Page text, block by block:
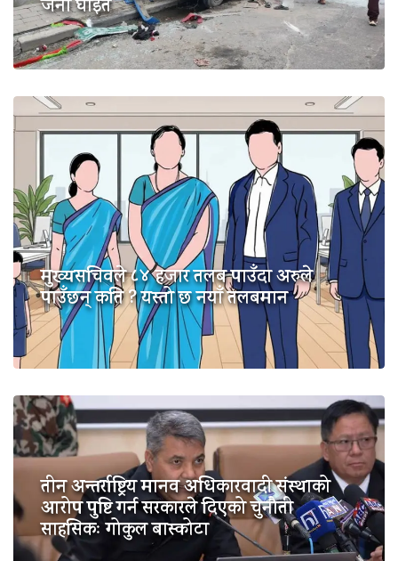
जना घाइते
मुख्यसचिवले ८४ हजार तलब पाउँदा अरुले
पाउँछन् कति ? यस्तो छ नयाँ तलबमान
तीन अन्तर्राष्ट्रिय मानव अधिकारवादी संस्थाको
आरोप पुष्टि गर्न सरकारले दिएको चुनौती
साहसिकः गोकुल बास्कोटा